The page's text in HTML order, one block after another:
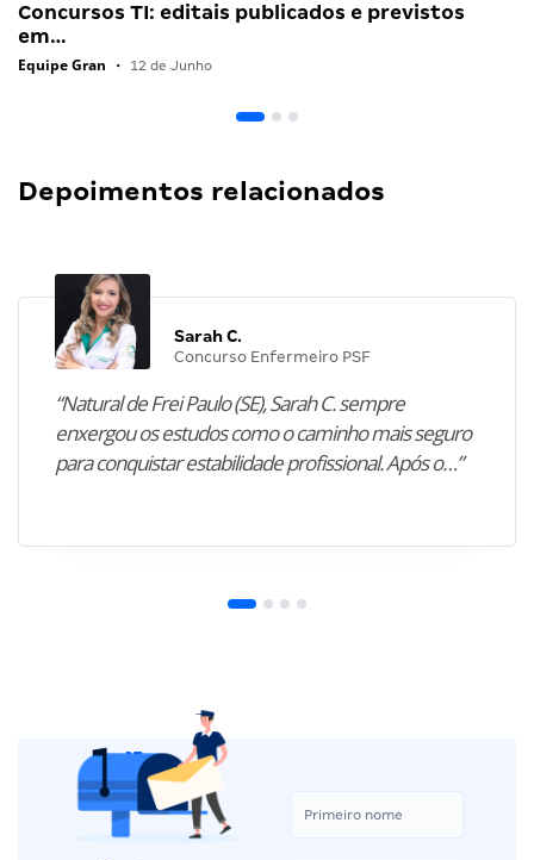
Concursos TI: editais publicados e previstos
em…
Equipe Gran • 12 de Junho
Depoimentos relacionados
Sarah C.
Concurso Enfermeiro PSF
“Natural de Frei Paulo (SE), Sarah C. sempre
enxergou os estudos como o caminho mais seguro
para conquistar estabilidade profissional. Após o…”